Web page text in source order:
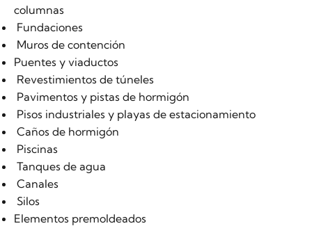
columnas
Fundaciones
Muros de contención
Puentes y viaductos
Revestimientos de túneles
Pavimentos y pistas de hormigón
Pisos industriales y playas de estacionamiento
Caños de hormigón
Piscinas
Tanques de agua
Canales
Silos
Elementos premoldeados